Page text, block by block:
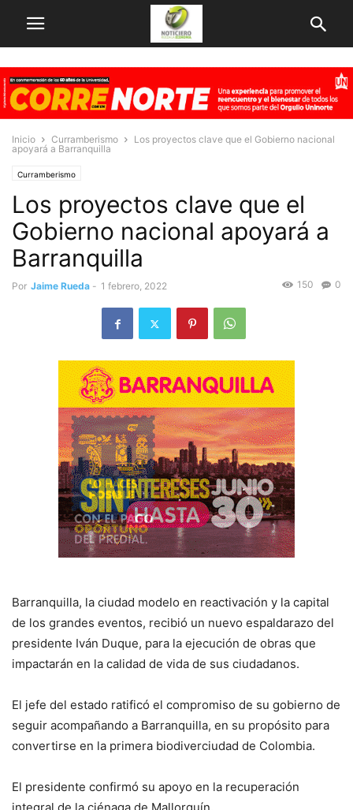
Inicio Curramberismo
Los proyectos clave que el Gobierno nacional
apoyará a Barranquilla
Curramberismo
Los proyectos clave que el
Gobierno nacional apoyará a
Barranquilla
Por Jaime Rueda - 1 febrero, 2022 0
150
Barranquilla, la ciudad modelo en reactivación y la capital
de los grandes eventos, recibió un nuevo espaldarazo del
presidente Iván Duque, para la ejecución de obras que
impactarán en la calidad de vida de sus ciudadanos.
El jefe del estado ratificó el compromiso de su gobierno de
seguir acompañando a Barranquilla, en su propósito para
convertirse en la primera biodiverciudad de Colombia.
El presidente confirmó su apoyo en la recuperación